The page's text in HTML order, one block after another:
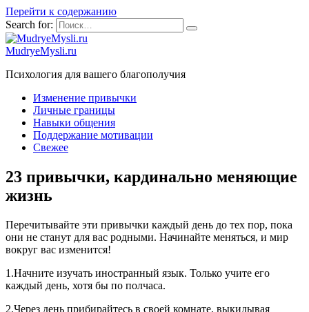
Перейти к содержанию
Search for:
MudryeMysli.ru
Психология для вашего благополучия
Изменение привычки
Личные границы
Навыки общения
Поддержание мотивации
Свежее
23 привычки, кардинально меняющие
жизнь
Перечитывайте эти привычки каждый день до тех пор, пока
они не станут для вас родными. Начинайте меняться, и мир
вокруг вас изменится!
1.Начните изучать иностранный язык. Только учите его
каждый день, хотя бы по полчаса.
2.Через день прибирайтесь в своей комнате, выкидывая